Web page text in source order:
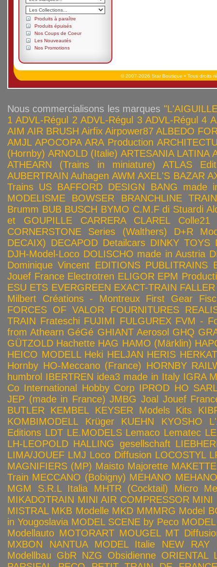
Produits à paraître
Produits épuisés
Nos Coups de Coeur
Les Nouveautés
Nos Promotions
© 2007-2026 Star Boutique • Tous droits
Nous commercialisons les marques
1 ADVL-Régul 2 ADVL-Régul 3 ADVL-Régul 4
AIM AIR BRUSH Airfix Airpower87 ALBEDO
AMJL APOCOPA ARA Production
(Hornby) ARNOLD (Italie) ARTESANIA LATINA
ATHEARN (Trains in miniature)
ATLAS
AUBERTRAIN Auhagen AWM AXEL'S BAZAR
Trains US BAFFORD DESIGN
BANG made
MODELISME
BOWSER
BRANCHLINE
Brumm BUB BUSCH BYMO C.M.F di Stuardi
et GOUPILLE
CARRERA CLAREL
Colle21
CORNERSTONE Series (Walthers)
D+R
DECAIX) DECAPOD Detailcars DINKY TOYS
DJH-Model-Loco DOLISCHO made in Austria
Dominique Vincent EDITIONS PUBLITRAINS
Jouef France Electrotren ELIGOR EPM
ESU ETS EVERGREEN EXACT-TRAIN FALLER
Milbert Créations - Montreux First Gear
FORCES OF VALOR
FOURNITURES
TRAIN Frateschi FUJIMI FULGUREX FVM -
from Athearn GéGé GHIANT Aerosol GHQ
GÜTZOLD Hachette HAG HAMO (Märklin)
HEICO MODELL Heki HELJAN HERIS HERKAT
Hornby HO-Meccano (France) HORNBY
humbrol IBERTREN idea3 made in Italy IGRA
Co International Hobby Corp IPROD HO
JEP (made in France) JMBG Joal Jouef
BUTLER
KEMBEL KEYSER Models Kits
KOMBIMODELL
Krüger KUEHN KYOSHO
Editions LDT LE.MODELS Lemaco Lematec
LH-LEOPOLD HALLING gesellschaft
LIMA/JOUEF LMJ Loco Diffusion LOCOSTYL
MAGNIFIERS (MP) Maisto Majorette MAKETTE
Train MECCANO (Bobigny) MEHANO
MGM S.R.L Italia
MHTR (Cocktail)
Micro
MIKADOTRAIN MINI AIR COMPRESSOR MINI
MISTRAL MKB Modelle MKD MMMRG Model
in Yougoslavia MODEL SCENE by Peco
Modellauto MOTORART MOUGEL MT
MXBON
NANTUA MODEL Italie NEW RAY
Modellbau GbR NZG Obsidienne ORIENTAL